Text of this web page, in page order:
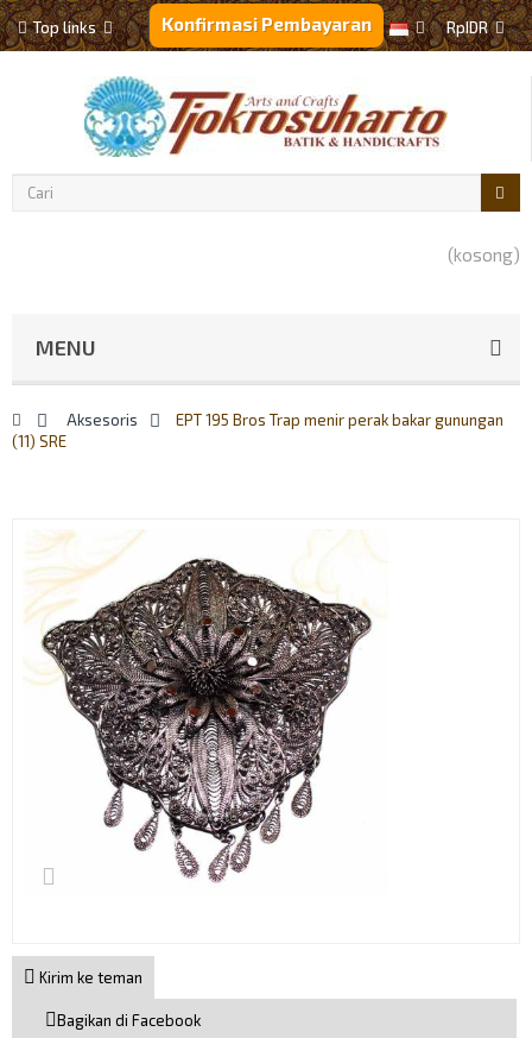
Top links Rp‎IDR
Konfirmasi Pembayaran
(kosong)
MENU
> Aksesoris >
EPT 195 Bros Trap menir perak bakar gunungan
(11) SRE
Kirim ke teman
Bagikan di Facebook